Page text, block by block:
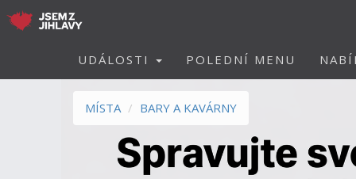
UDÁLOSTI POLEDNÍ MENU
MÍSTA BARY A KAVÁRNY